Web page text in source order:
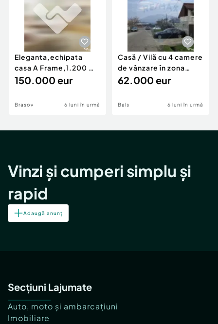
Eleganta,echipata
casa A Frame,1.200 mp
teren,deschidere Pia
150.000 eur
Brasov 6 luni în urmă
Casă / Vilă cu 4 camere
de vânzare în zona
Periferie
62.000 eur
Bals 6 luni în urmă
Vinzi și cumperi simplu și
rapid
Adaugă anunț
Secțiuni Lajumate
Auto, moto și ambarcațiuni
Imobiliare